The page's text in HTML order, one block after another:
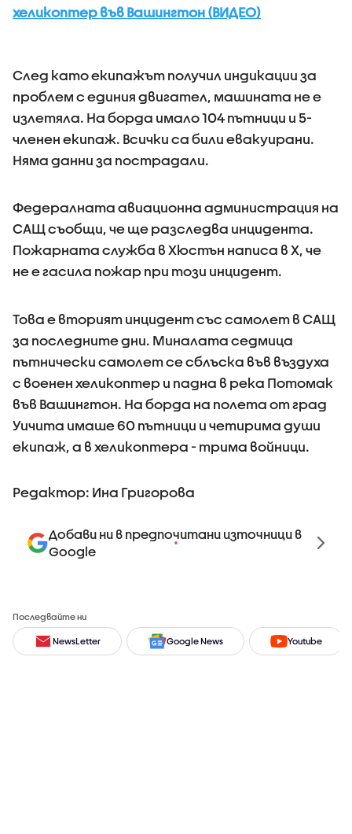
хеликоптер във Вашингтон (ВИДЕО)
След като екипажът получил индикации за
проблем с единия двигател, машината не е
излетяла. На борда имало 104 пътници и 5-
членен екипаж. Всички са били евакуирани.
Няма данни за пострадали.
Федералната авиационна администрация на
САЩ съобщи, че ще разследва инцидента.
Пожарната служба в Хюстън написа в Х, че
не е гасила пожар при този инцидент.
Това е вторият инцидент със самолет в САЩ
за последните дни. Миналата седмица
пътнически самолет се сблъска във въздуха
с военен хеликоптер и падна в река Потомак
във Вашингтон. На борда на полета от град
Уичита имаше 60 пътници и четирима души
екипаж, a в хеликоптера - трима войници.
Редактор: Ина Григорова
Добави ни в предпочитани източници в
Google
Последвайте ни
NewsLetter Google News Youtube